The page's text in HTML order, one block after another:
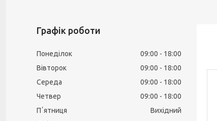
Графік роботи
Понеділок 09:00
18:00
Вівторок
09:00
18:00
Середа
09:00
18:00
Четвер
09:00
18:00
Пʼятниця
Вихідний